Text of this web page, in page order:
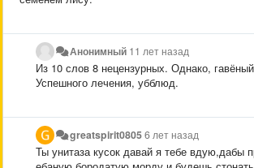
Анонимный 11 лет назад
Из 10 слов 8 нецензурных. Однако,
Успешного лечения, убблюд.
greatspirit08056 лет назад
Ты унитаза кусок давай я тебе вдую,дабы